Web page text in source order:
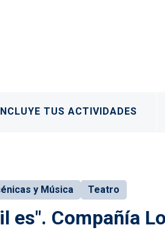
TUS ACTIVIDADES
y Música Teatro
es". Compañía